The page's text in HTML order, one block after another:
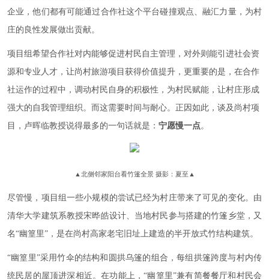
企业，他们都有可能通过合作社这个平台碰撞观点、融汇力量，为村
庄的良性发展做出贡献。
项目组希望合作社对内能够促进村民自主管理，对外则能引进社会资
源和专业人才，让尚村旅游项目获得价值提升，更重要的是，在合作
社运作的过程中，调动村民自身的积极性，为村民赋能，让村庄形成
强大的自我管理组织。而这需要时间与耐心。正因如此，谈及尚村项
目，卢晖临教授说得最多的一句话就是： 宁愿慢一点。
▲ 北侧邻家阳台看竹篷全景 摄影：夏至 ▲
尽管慢，项目组一些小规模的尝试已经为村庄带来了可见的变化。由
清华大学建筑系教授宋晔皓设计、当地村民参与搭建的竹篷乡堂，又
名“幽篁里”，是在尚村高家老宅旧址上建造的半开放式竹结构建筑。
“幽篁里”采用竹伞的结构和圆拱乌篷的组合，每组拱篷跨度与村内传
统民居的屋顶进深相近。在功能上，“幽篁里”兼有简餐餐厅和村民会